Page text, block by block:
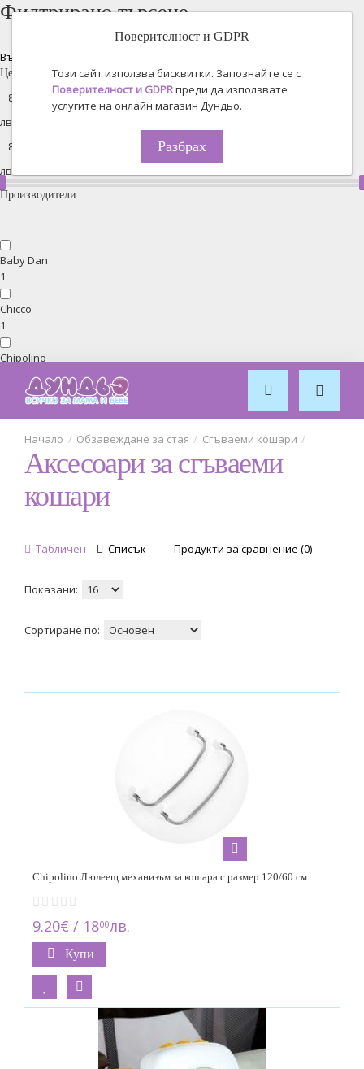
Филтрирано търсене
Възстановяване на всички
Цена
лв. -
лв.
Производители
Baby Dan
1
Chicco
1
Chipolino
Tutti Bambini
2
Поверителност и GDPR
Този сайт използва бисквитки. Запознайте се с
Поверителност и GDPRпреди да използвате
услугите на онлайн магазин Дундьо.
Разбрах
Обзавеждане за стая Сгъваеми кошари
Аксесоари за сгъваеми
кошари
Табличен Списък Продукти за сравнение (0)
Показани:
Сортиране по:
Chipolino Люлеещ механизъм за кошара с размер 120/60 см
9.20€ / 1800лв.
Купи